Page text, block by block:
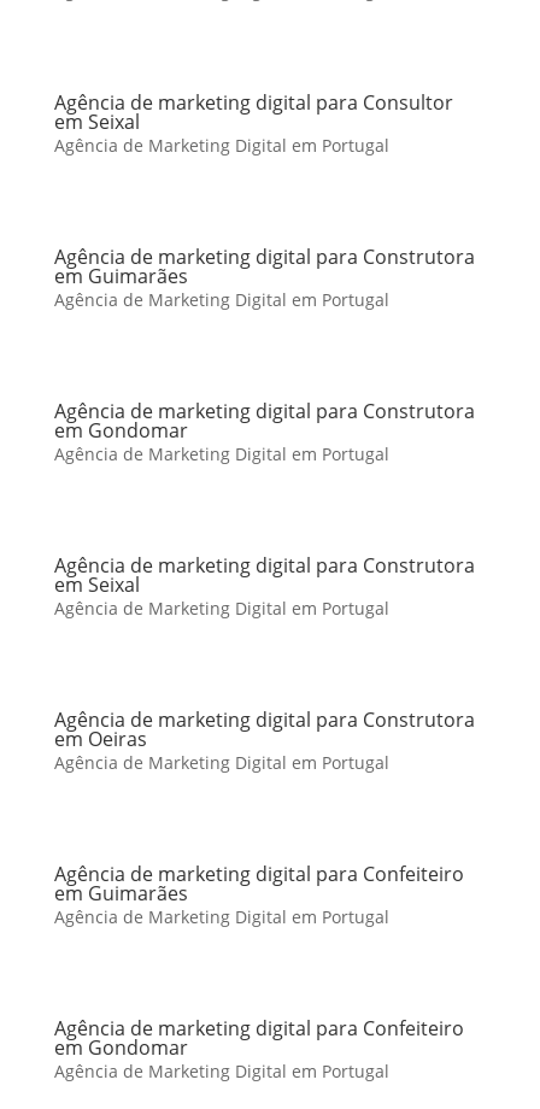
Agência de marketing digital para Consultor
em Seixal
Agência de Marketing Digital em Portugal
Agência de marketing digital para Construtora
em Guimarães
Agência de Marketing Digital em Portugal
Agência de marketing digital para Construtora
em Gondomar
Agência de Marketing Digital em Portugal
Agência de marketing digital para Construtora
em Seixal
Agência de Marketing Digital em Portugal
Agência de marketing digital para Construtora
em Oeiras
Agência de Marketing Digital em Portugal
Agência de marketing digital para Confeiteiro
em Guimarães
Agência de Marketing Digital em Portugal
Agência de marketing digital para Confeiteiro
em Gondomar
Agência de Marketing Digital em Portugal